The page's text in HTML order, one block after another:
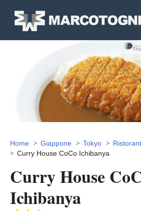
Home Giappone Tokyo
Curry House CoCo Ichibanya
Curry House
Ichibanya